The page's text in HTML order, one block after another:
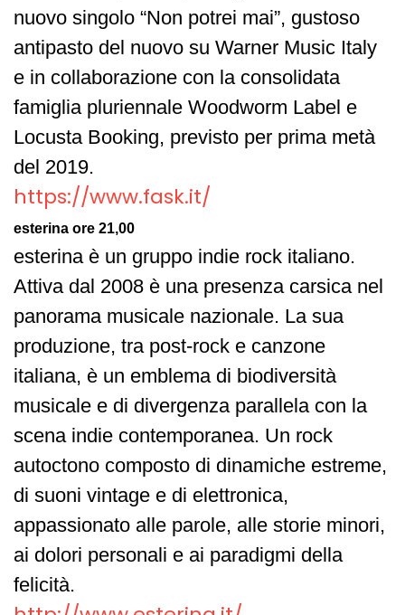
nuovo singolo “Non potrei mai”, gustoso
antipasto del nuovo su Warner Music Italy
e in collaborazione con la consolidata
famiglia pluriennale Woodworm Label e
Locusta Booking, previsto per prima metà
del 2019.
https://www.fask.it/
esterina ore 21,00
esterina è un gruppo indie rock italiano.
Attiva dal 2008 è una presenza carsica nel
panorama musicale nazionale. La sua
produzione, tra post-rock e canzone
italiana, è un emblema di biodiversità
musicale e di divergenza parallela con la
scena indie contemporanea. Un rock
autoctono composto di dinamiche estreme,
di suoni vintage e di elettronica,
appassionato alle parole, alle storie minori,
ai dolori personali e ai paradigmi della
felicità.